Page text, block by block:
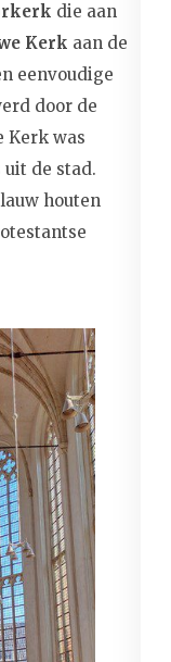
die aan
Kerk aan de
eenvoudige
door de
Kerk was
de stad.
houten